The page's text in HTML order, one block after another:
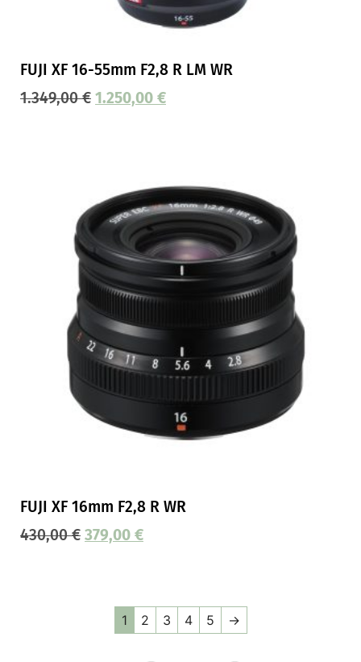
FUJI XF 16-55mm F2,8 R LM WR
1.349,00€ 1.250,00 €
FUJI XF 16mm F2,8 R WR
430,00€ 379,00 €
1 2 3 4 5 →